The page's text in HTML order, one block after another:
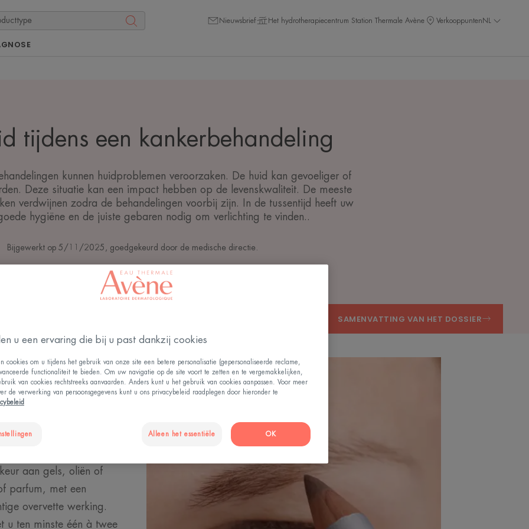
Nieuwsbrief Het hydrotherapiecentrum Station Thermale Avène Verkooppunten NL
tijdens een kankerbehandeling
kunnen huidproblemen veroorzaken. De huid kan gevoeliger of
Deze situatie kan een impact hebben op de levenskwaliteit. De meeste
verdwijnen zodra de behandelingen voorbij zijn. In de tussentijd heeft uw
hygiëne en de juiste gebaren nodig om verlichting te vinden..
Bijgewerkt op 5/11/2025 , goedgekeurd door de medische directie
Uw huid bij kanker
SAMENVATTING VAN HET DOSSIER
is het een
te passen. Dit is van
de huid niet te
juiste producten moet
aan gels, oliën of
parfum, met een
overvette werking.
u ten minste één à twee
u een ervaring die bij u past dankzij cookies
cookies om u tijdens het gebruik van onze site een betere personalisatie (gepersonaliseerde reclame,
functionaliteit te bieden. Om uw navigatie op de site voort te zetten en te vergemakkelijken,
van cookies rechtstreeks aanvaarden. Anders kunt u het gebruik van cookies aanpassen. Voor meer
de verwerking van persoonsgegevens kunt u ons privacybeleid raadplegen door hieronder te
Alleen het essentiële OK